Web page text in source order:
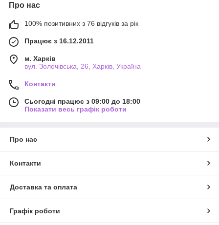
Про нас
100% позитивних з 76 відгуків за рік
Працює з 16.12.2011
м. Харків
вул. Золочівська, 26, Харків, Україна
Контакти
Сьогодні працює з 09:00 до 18:00
Показати весь графік роботи
Про нас
Контакти
Доставка та оплата
Графік роботи